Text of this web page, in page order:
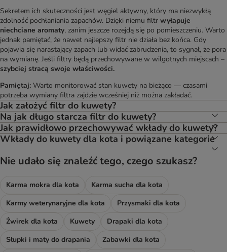
Sekretem ich skuteczności jest węgiel aktywny, który ma niezwykłą
zdolność pochłaniania zapachów. Dzięki niemu filtr wyłapuje
niechciane aromaty, zanim jeszcze rozejdą się po pomieszczeniu. Warto
jednak pamiętać, że nawet najlepszy filtr nie działa bez końca. Gdy
pojawia się narastający zapach lub widać zabrudzenia, to sygnał, że pora
na wymianę. Jeśli filtry będą przechowywane w wilgotnych miejscach –
szybciej stracą swoje właściwości.
Pamiętaj: Warto monitorować stan kuwety na bieżąco — czasami
potrzeba wymiany filtra zajdzie wcześniej niż można zakładać.
Jak założyć filtr do kuwety?
Na jak długo starcza filtr do kuwety?
Jak prawidłowo przechowywać wkłady do kuwety?
Wkłady do kuwety dla kota i powiązane kategorie
Nie udało się znaleźć tego, czego szukasz?
Karma mokra dla kota
Karma sucha dla kota
Karmy weterynaryjne dla kota
Przysmaki dla kota
Żwirek dla kota
Kuwety
Drapaki dla kota
Słupki i maty do drapania
Zabawki dla kota